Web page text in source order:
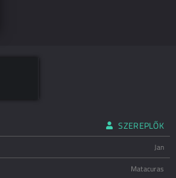
SZEREPLŐK
Jan
Matacuras